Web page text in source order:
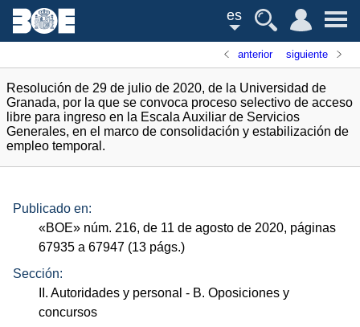
es
anterior siguiente
Resolución de 29 de julio de 2020, de la Universidad de
Granada, por la que se convoca proceso selectivo de acceso
libre para ingreso en la Escala Auxiliar de Servicios
Generales, en el marco de consolidación y estabilización de
empleo temporal.
Publicado en:
«BOE» núm. 216, de 11 de agosto de 2020, páginas
67935 a 67947 (13 págs.)
Sección:
II. Autoridades y personal - B. Oposiciones y
concursos